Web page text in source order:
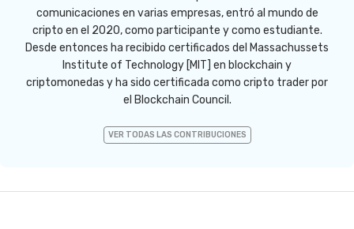
comunicaciones en varias empresas, entró al mundo de
cripto en el 2020, como participante y como estudiante.
Desde entonces ha recibido certificados del Massachussets
Institute of Technology [MIT] en blockchain y
criptomonedas y ha sido certificada como cripto trader por
el Blockchain Council.
VER TODAS LAS CONTRIBUCIONES